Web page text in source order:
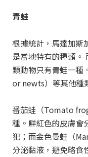
青蛙
根據統計，馬達加斯
是當地特有的種類。
類動物只有青蛙一種
or newts）等其他種
番茄蛙（Tomato
種。鮮紅色的皮膚會
犯；而金色曼蛙（
分泌黏液，避免略食